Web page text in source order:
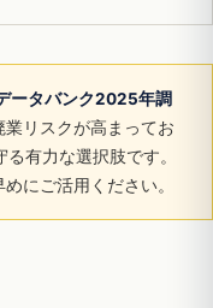
ータバンク2025年調
リスクが高まってお
有力な選択肢です。
にご活用ください。